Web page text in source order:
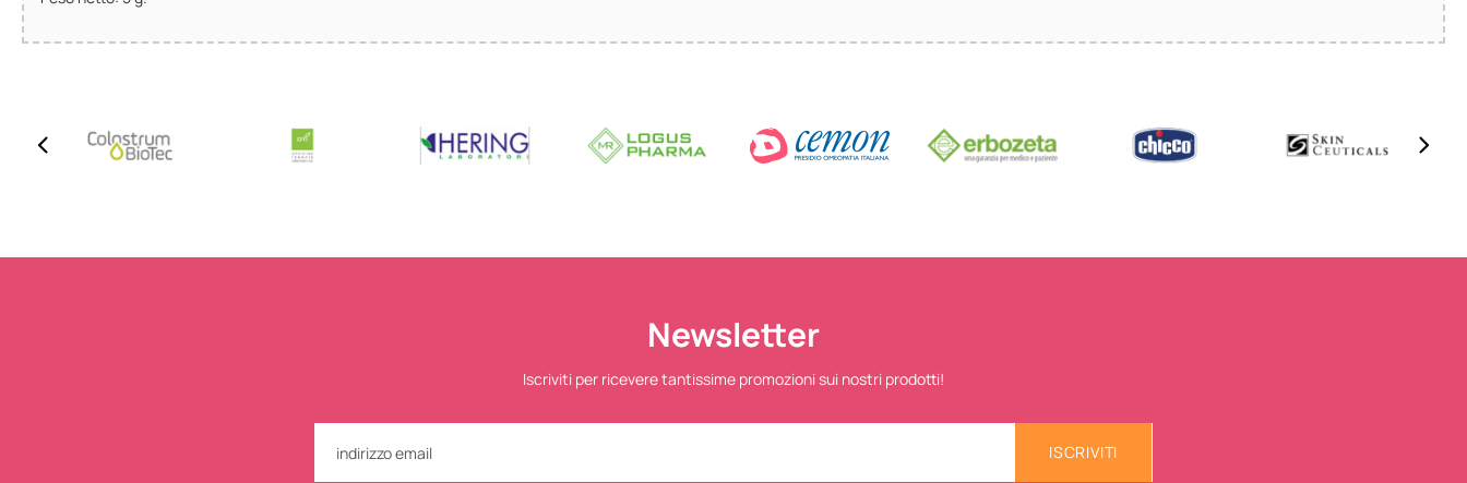
Newsletter
Iscriviti per ricevere tantissime promozioni sui nostri prodotti!
ISCRIVITI